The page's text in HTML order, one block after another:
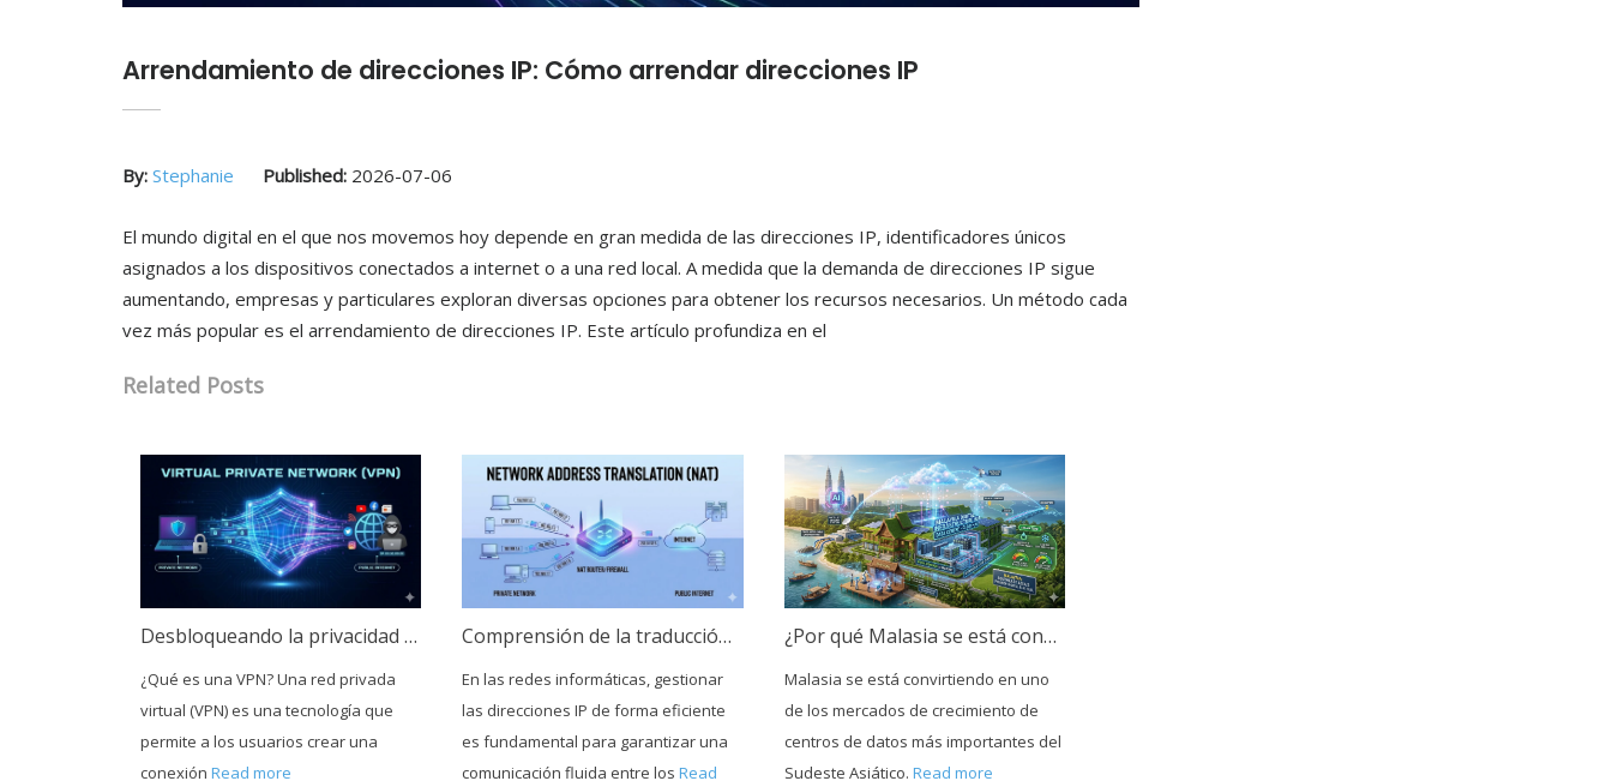
Arrendamiento de direcciones IP: Cómo arrendar direcciones IP
By: Stephanie Published: 2026-07-06
El mundo digital en el que nos movemos hoy depende en gran medida de las direcciones IP, identificadores únicos
asignados a los dispositivos conectados a internet o a una red local. A medida que la demanda de direcciones IP sigue
aumentando, empresas y particulares exploran diversas opciones para obtener los recursos necesarios. Un método cada
vez más popular es el arrendamiento de direcciones IP. Este artículo profundiza en el
Related Posts
Desbloqueando la privacidad digital con una red privada virtual (VPN)
¿Qué es una VPN? Una red privada
virtual (VPN) es una tecnología que
permite a los usuarios crear una
conexión Read more
Comprensión de la traducción de direcciones de red (NAT)
En las redes informáticas, gestionar
las direcciones IP de forma eficiente
es fundamental para garantizar una
comunicación fluida entre losRead
¿Por qué Malasia se está convirtiendo en un centro neurálgico para la infraestructura de nube e IA?
Malasia se está convirtiendo en uno
de los mercados de crecimiento de
centros de datos más importantes del
Sudeste Asiático. Read more